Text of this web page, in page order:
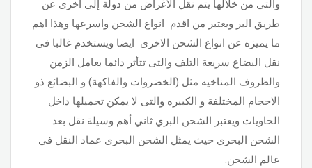
والتي من خلالها يتم نقل الأغراض من دولة إلى أخرى عن
طريق البر ويعتبر من اقدم انواع الشحن واسرعها وهذا اهم
ما يميزه عن انواع الشحن الاخرى ايضا ويستخدم غالبا فى
نقل البضاع سريعة التلف والتى تتأثر دائما بعامل الزمن
والظروف المناخيه مثل (الخضروات والفاكهة) و البضائع ذو
الاحجام المختلفة و الكبيره والتى لا يمكن تحميلها داخل
الحاويات ويعتبر الشحن البري ثاني أهم وسيلة نقل بعد
الشحن البحري حيث يمثل الشحن البحرى عماد النقل في
عالم الشحن.